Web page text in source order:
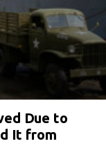
Due to
It from